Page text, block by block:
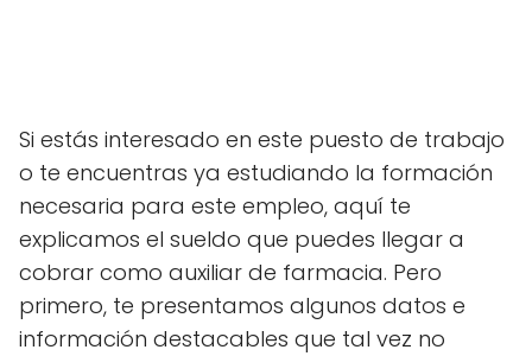
Si estás interesado en este puesto de trabajo
o te encuentras ya estudiando la formación
necesaria para este empleo, aquí te
explicamos el sueldo que puedes llegar a
cobrar como auxiliar de farmacia. Pero
primero, te presentamos algunos datos e
información destacables que tal vez no